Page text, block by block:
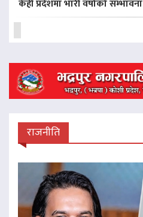
केही प्रदेशमा भारी वर्षाको सम्भावना
राजनीति